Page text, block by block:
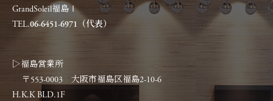
GrandSoleil福島Ⅰ
TEL.06-6451-6971（代表）
▷福島営業所
〒553-0003 大阪市福島区福島2-10-6
H.K.K BLD.1F